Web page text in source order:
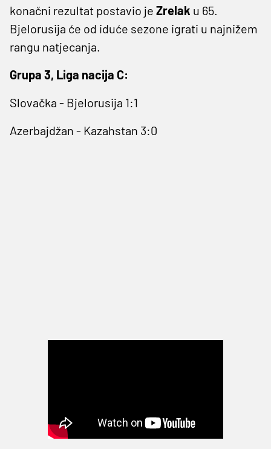
konačni rezultat postavio je Zrelak u 65.
Bjelorusija će od iduće sezone igrati u najnižem
rangu natjecanja.
Grupa 3, Liga nacija C:
Slovačka - Bjelorusija 1:1
Azerbajdžan - Kazahstan 3:0